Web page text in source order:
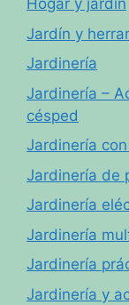
Hogar y jardín
Jardín y
Jardinería
Jardinería –
césped
Jardinería
Jardinería de
Jardinería
Jardinería
Jardinería
Jardinería y